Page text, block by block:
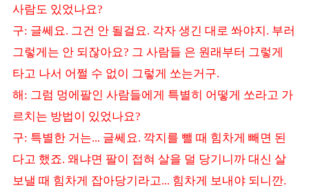
사람도 있었나요?
구: 글쎄요. 그건 안 될걸요. 각자 생긴 대로 쏴야지. 부러
그렇게는 안 되잖아요? 그 사람들 은 원래부터 그렇게
타고 나서 어쩔 수 없이 그렇게 쏘는거구.
해: 그럼 멍에팔인 사람들에게 특별히 어떻게 쏘라고 가
르치는 방법이 있었나요?
구: 특별한 거는... 글쎄요. 깍지를 뺄 때 힘차게 빼면 된
다고 했죠. 왜냐면 팔이 접혀 살을 덜 당기니까 대신 살
보낼 때 힘차게 잡아당기라고... 힘차게 보내야 되니깐.